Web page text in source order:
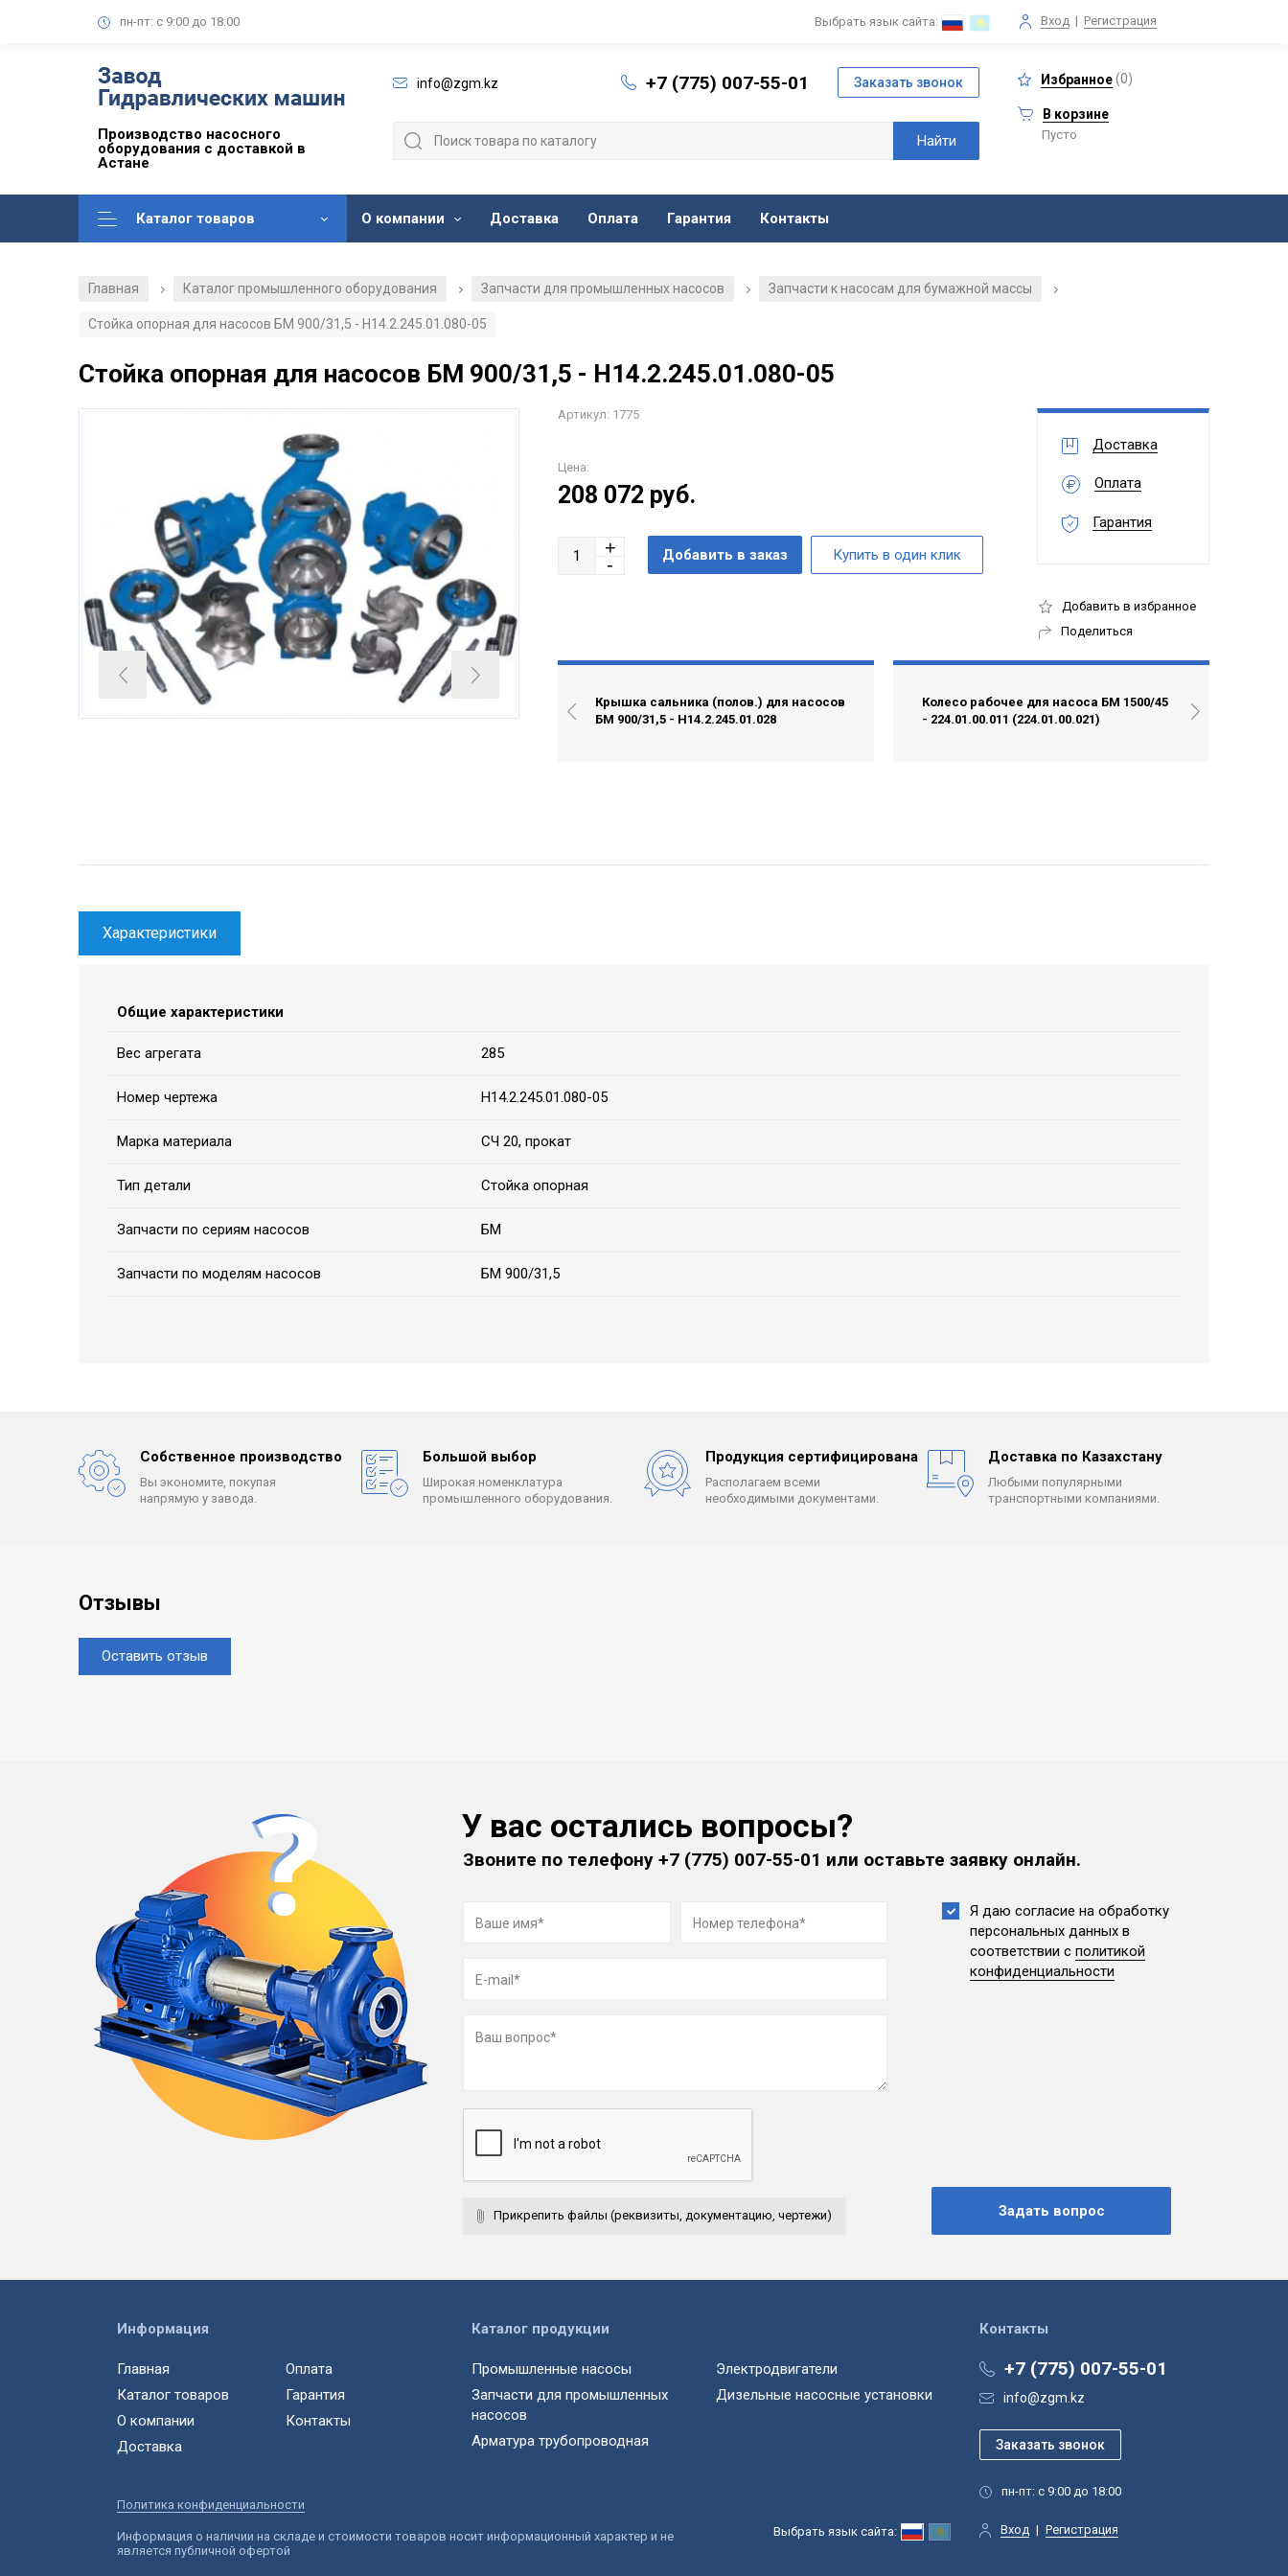
пн-пт: с 9:00 до 18:00 Вход | Регистрация
Выбрать язык сайта:
Производство насосного
оборудования с доставкой в
Астане
info@zgm.kz +7 (775) 007-55-01 Избранное(0)
В корзине
Пусто
Каталог товаров О компании Доставка Оплата Гарантия Контакты
Главная / Каталог промышленного оборудования / Запчасти для промышленных насосов / Запчасти к насосам для бумажной массы
/
Стойка опорная для насосов БМ 900/31,5 - Н14.2.245.01.080-05
Стойка опорная для насосов БМ 900/31,5 - Н14.2.245.01.080-05
Артикул: 1775
Цена:
208 072 руб.
Доставка
Оплата
Гарантия
Добавить в избранное
Поделиться
Крышка сальника (полов.) для насосов
БМ 900/31,5 - Н14.2.245.01.028
Колесо рабочее для насоса БМ 1500/45
- 224.01.00.011 (224.01.00.021)
Характеристики
Общие характеристики
Вес агрегата 285
Номер чертежа Н14.2.245.01.080-05
Марка материала СЧ 20, прокат
Тип детали Стойка опорная
Запчасти по сериям насосов БМ
Запчасти по моделям насосов БМ 900/31,5
Собственное производство
Вы экономите, покупая
напрямую у завода.
Большой выбор
Широкая номенклатура
промышленного оборудования.
Продукция сертифицирована
Располагаем всеми
необходимыми документами.
Доставка по Казахстану
Любыми популярными
транспортными компаниями.
Отзывы
Оставить отзыв
У вас остались вопросы?
Звоните по телефону+7 (775) 007-55-01 или оставьте заявку онлайн.
Прикрепить файлы (реквизиты, документацию, чертежи)
Я даю согласие на обработку
персональных данных в
соответствии с политикой
конфиденциальности
Контакты
+7 (775) 007-55-01
info@zgm.kz
пн-пт: с 9:00 до 18:00
Вход | Регистрация
Выбрать язык сайта:
Информация
Главная
Каталог товаров
О компании
Доставка
Оплата
Гарантия
Контакты
Каталог продукции
Промышленные насосы
Запчасти для промышленных
насосов
Арматура трубопроводная
Электродвигатели
Дизельные насосные установки
Политика конфиденциальности
Информация о наличии на складе и стоимости товаров носит информационный характер и не
является публичной офертой